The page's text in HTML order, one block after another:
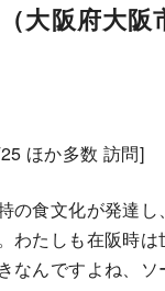
大阪府大
ほか多数 訪問]
の食文化が発達
わたしも在阪時
なんですよね、ソ